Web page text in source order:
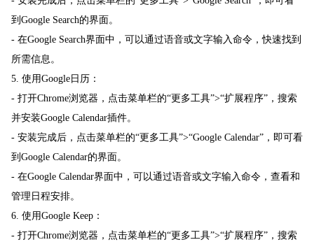
到Google Search的界面。
- 在Google Search界面中，可以通过语音或文字输入命令，快速找到
所需信息。
5. 使用Google日历：
- 打开Chrome浏览器，点击菜单栏的“更多工具”>“扩展程序”，搜索
并安装Google Calendar插件。
- 安装完成后，点击菜单栏的“更多工具”>“Google Calendar”，即可看
到Google Calendar的界面。
- 在Google Calendar界面中，可以通过语音或文字输入命令，查看和
管理日程安排。
6. 使用Google Keep：
- 打开Chrome浏览器，点击菜单栏的“更多工具”>“扩展程序”，搜索